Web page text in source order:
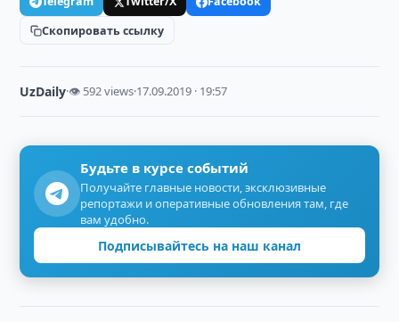
Скопировать ссылку
UzDaily·👁 592 views·17.09.2019 · 19:57
Будьте в курсе событий
Получайте главные новости, эксклюзивные
репортажи и оперативные обновления там, где
вам удобно.
Подписывайтесь на наш канал